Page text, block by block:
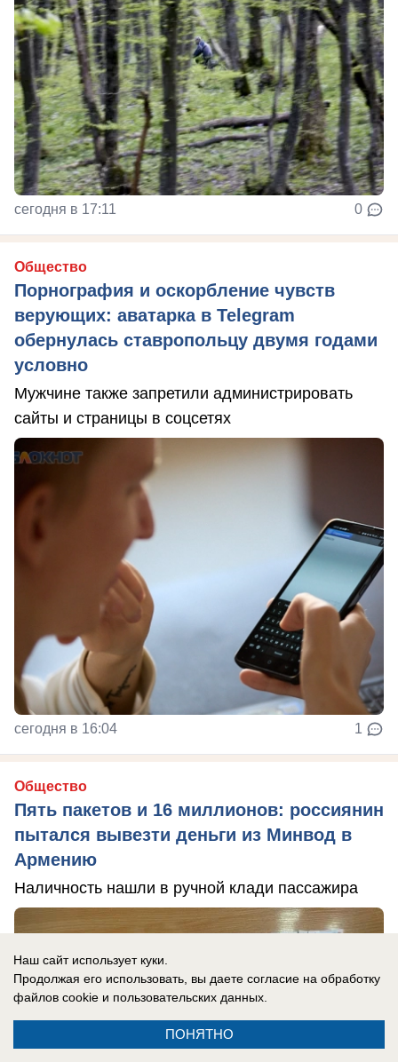
сегодня в 17:11 0
Общество
Порнография и оскорбление чувств
верующих: аватарка в Telegram
обернулась ставропольцу двумя годами
условно
Мужчине также запретили администрировать
сайты и страницы в соцсетях
сегодня в 16:04 1
Общество
Пять пакетов и 16 миллионов: россиянин
пытался вывезти деньги из Минвод в
Армению
Наличность нашли в ручной клади пассажира
Наш сайт использует куки.
Продолжая его использовать, вы даете согласие на обработку
файлов cookie и пользовательских данных.
ПОНЯТНО